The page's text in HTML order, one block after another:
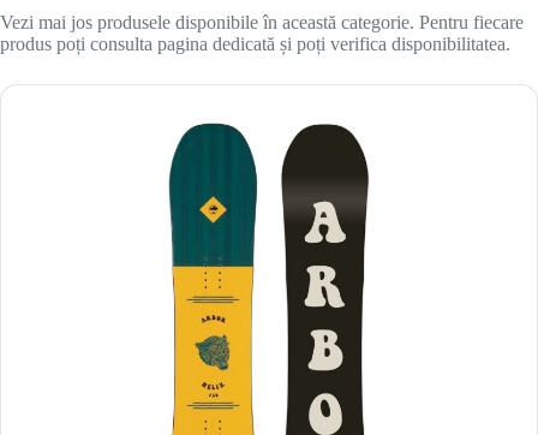
Vezi mai jos produsele disponibile în această categorie. Pentru fiecare
produs poți consulta pagina dedicată și poți verifica disponibilitatea.